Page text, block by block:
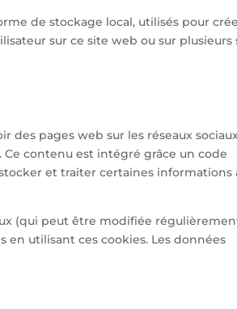
de stockage local, utilisés pour
sur ce site web ou sur plusieurs
des pages web sur les réseaux
Ce contenu est intégré grâce un code
et traiter certaines informations
(qui peut être modifiée
en utilisant ces cookies. Les données